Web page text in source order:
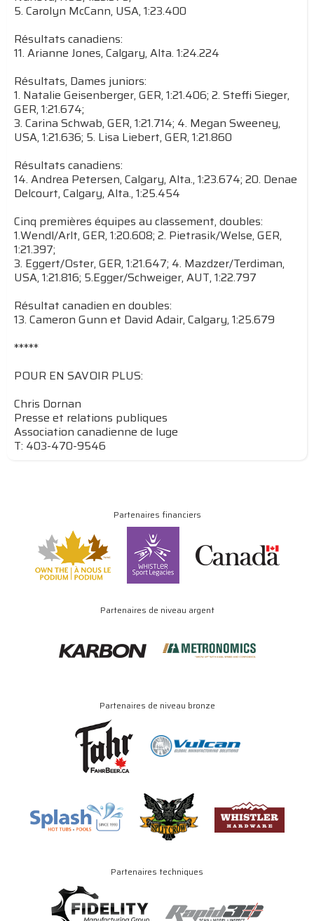
5. Carolyn McCann, USA, 1:23.400
Résultats canadiens:
11. Arianne Jones, Calgary, Alta. 1:24.224
Résultats, Dames juniors:
1. Natalie Geisenberger, GER, 1:21.406; 2. Steffi Sieger,
GER, 1:21.674;
3. Carina Schwab, GER, 1:21.714; 4. Megan Sweeney,
USA, 1:21.636; 5. Lisa Liebert, GER, 1:21.860
Résultats canadiens:
14. Andrea Petersen, Calgary, Alta., 1:23.674; 20. Denae
Delcourt, Calgary, Alta., 1:25.454
Cinq premières équipes au classement, doubles:
1.Wendl/Arlt, GER, 1:20.608; 2. Pietrasik/Welse, GER,
1:21.397;
3. Eggert/Oster, GER, 1:21.647; 4. Mazdzer/Terdiman,
USA, 1:21.816; 5.Egger/Schweiger, AUT, 1:22.797
Résultat canadien en doubles:
13. Cameron Gunn et David Adair, Calgary, 1:25.679
*****
POUR EN SAVOIR PLUS:
Chris Dornan
Presse et relations publiques
Association canadienne de luge
T: 403-470-9546
Partenaires financiers
Partenaires de niveau argent
Partenaires de niveau bronze
Partenaires techniques